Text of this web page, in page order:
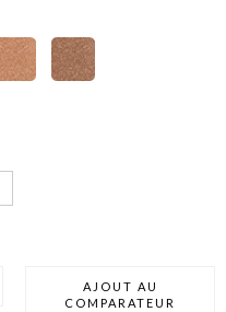
AJOUT AU
COMPARATEUR